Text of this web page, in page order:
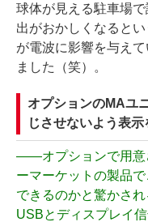
球体が見える駐車場
出がおかしくなると
が電波に影響を与え
ました（笑）。
オプションのMAユ
じさせないよう表示
――オプションで用
ーマーケットの製品
できるのかと驚かさ
USBとディスプレイ